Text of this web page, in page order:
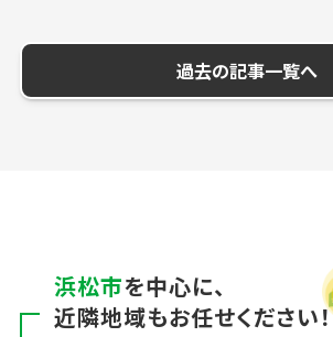
過去の記事一覧へ
浜松市を中心に、
近隣地域もお任せください！